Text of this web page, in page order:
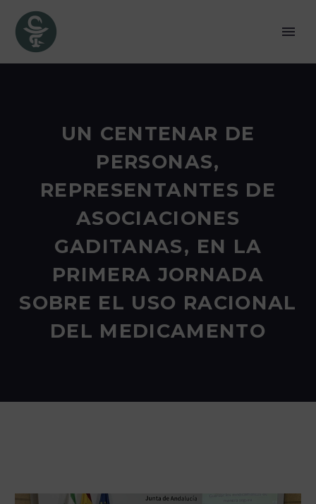
UN CENTENAR DE
PERSONAS,
REPRESENTANTES DE
ASOCIACIONES
GADITANAS, EN LA
PRIMERA JORNADA
SOBRE EL USO RACIONAL
DEL MEDICAMENTO